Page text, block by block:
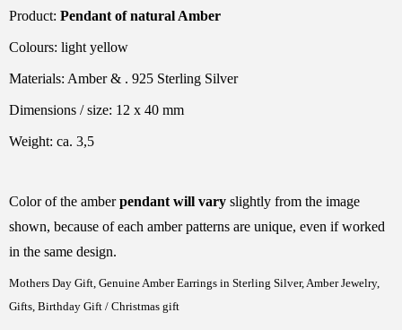
Product: Pendant of natural Amber
Colours: light yellow
Materials: Amber & . 925 Sterling Silver
Dimensions / size: 12 x 40 mm
Weight: ca. 3,5
Color of the amberpendant will vary slightly from the image
shown, because of each amber patterns are unique, even if worked
in the same design.
Mothers Day Gift, Genuine Amber Earrings in Sterling Silver, Amber Jewelry,
Gifts, Birthday Gift / Christmas gift